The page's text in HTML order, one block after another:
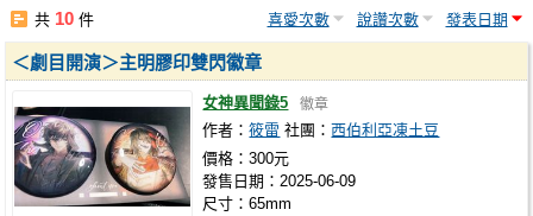
共 10 件 喜愛次數 說讚次數 發表日期
＜劇目開演＞主明膠印雙閃徽章
女神異聞錄5 徽章
作者：筱雷 社團：西伯利亞凍土豆
價格：300元
發售日期：2025-06-09
尺寸：65mm